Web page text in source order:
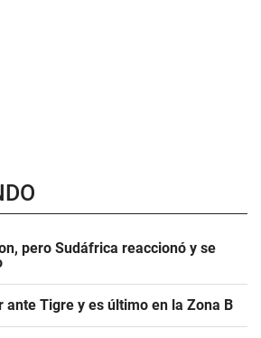
pero Sudáfrica reaccionó y se
ante Tigre y es último en la Zona B